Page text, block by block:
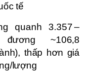
tế
quanh 3.357 –
đương ~106,8
thấp hơn giá
lượng